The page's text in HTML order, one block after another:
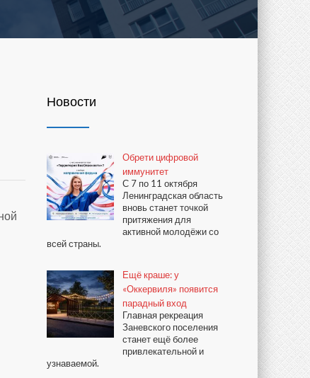
Новости
Обрети цифровой
иммунитет
С 7 по 11 октября
Ленинградская область
вновь станет точкой
притяжения для
активной молодёжи со
всей страны.
Ещё краше: у
«Оккервиля» появится
парадный вход
Главная рекреация
Заневского поселения
станет ещё более
привлекательной и
узнаваемой.